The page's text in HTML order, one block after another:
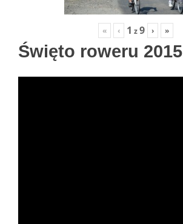
« ‹ 1 z9 › »
Święto roweru 2015